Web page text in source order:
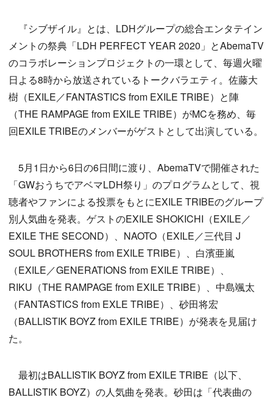
『シブザイル』とは、LDHグループの総合エンタテイン
メントの祭典「LDH PERFECT YEAR 2020」とAbemaTV
のコラボレーションプロジェクトの一環として、毎週火曜
日よる8時から放送されているトークバラエティ。佐藤大
樹（EXILE／FANTASTICS from EXILE TRIBE）と陣
（THE RAMPAGE from EXILE TRIBE）がMCを務め、毎
回EXILE TRIBEのメンバーがゲストとして出演している。
5月1日から6日の6日間に渡り、AbemaTVで開催された
「GWおうちでアベマLDH祭り」のプログラムとして、視
聴者やファンによる投票をもとにEXILE TRIBEのグループ
別人気曲を発表。ゲストのEXILE SHOKICHI（EXILE／
EXILE THE SECOND）、NAOTO（EXILE／三代目 J
SOUL BROTHERS from EXILE TRIBE）、白濱亜嵐
（EXILE／GENERATIONS from EXILE TRIBE）、
RIKU（THE RAMPAGE from EXILE TRIBE）、中島颯太
（FANTASTICS from EXLE TRIBE）、砂田将宏
（BALLISTIK BOYZ from EXILE TRIBE）が発表を見届け
た。
最初はBALLISTIK BOYZ from EXILE TRIBE（以下、
BALLISTIK BOYZ）の人気曲を発表。砂田は「代表曲の